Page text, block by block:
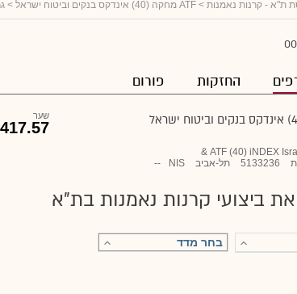
ת"א - קרנות נאמנות > ATF מחקה (40) אינדקס בנקים וביטוח ישראל >
החזקות פורום
ATF (40) iNDEX
5133236 תל-אביב NIS
--
שער
417.57
ביצועי קרנות נאמנות בת"א